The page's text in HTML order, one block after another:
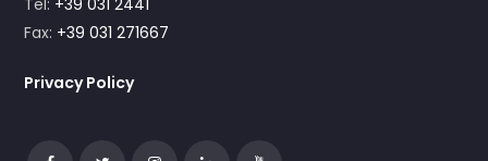
Tel: +39 031 2441
Fax: +39 031 271667
Privacy Policy